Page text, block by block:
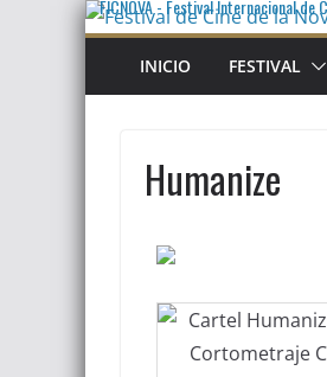
FICNOVA - Festival Internacional de
INICIO FESTIVAL
Humanize